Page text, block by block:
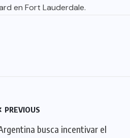
en Fort Lauderdale.
PREVIOUS
busca incentivar el